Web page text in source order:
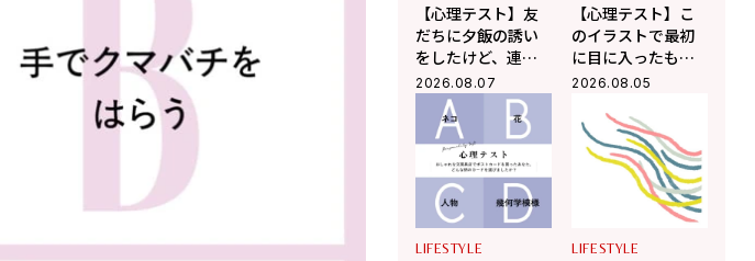
【心理テスト】友
だちに夕飯の誘い
をしたけど、連絡
がこない！ そんな
ときあなたはどう
する？ 「あなたの
精神年齢」がわか
る！
2026.08.07
【心理テスト】こ
のイラストで最初
に目に入ったもの
はどれ？ 「あなた
やすいところ」が
わかる！
2026.08.05
LIFESTYLE LIFESTYLE